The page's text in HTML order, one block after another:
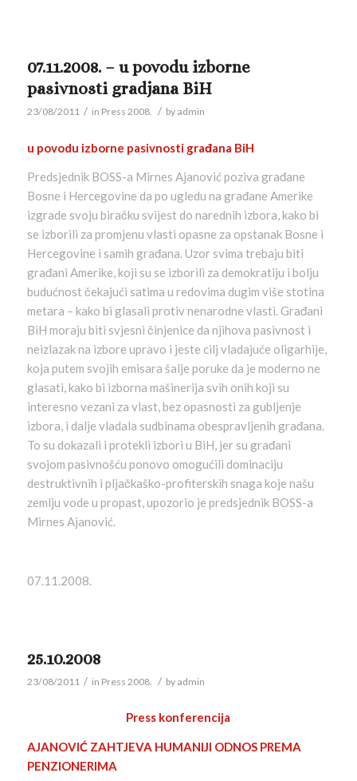
07.11.2008. – u povodu izborne
pasivnosti gradjana BiH
23/08/2011 / in Press 2008. / by admin
u povodu izborne pasivnosti građana BiH
Predsjednik BOSS-a Mirnes Ajanović poziva građane
Bosne i Hercegovine da po ugledu na građane Amerike
izgrade svoju biračku svijest do narednih izbora, kako bi
se izborili za promjenu vlasti opasne za opstanak Bosne i
Hercegovine i samih građana. Uzor svima trebaju biti
građani Amerike, koji su se izborili za demokratiju i bolju
budućnost čekajući satima u redovima dugim više stotina
metara – kako bi glasali protiv nenarodne vlasti. Građani
BiH moraju biti svjesni činjenice da njihova pasivnost i
neizlazak na izbore upravo i jeste cilj vladajuće oligarhije,
koja putem svojih emisara šalje poruke da je moderno ne
glasati, kako bi izborna mašinerija svih onih koji su
interesno vezani za vlast, bez opasnosti za gubljenje
izbora, i dalje vladala sudbinama obespravljenih građana.
To su dokazali i protekli izbori u BiH, jer su građani
svojom pasivnošću ponovo omogućili dominaciju
destruktivnih i pljačkaško-profiterskih snaga koje našu
zemlju vode u propast, upozorio je predsjednik BOSS-a
Mirnes Ajanović.
07.11.2008.
25.10.2008
23/08/2011 / in Press 2008. / by admin
Press konferencija
AJANOVIĆ ZAHTJEVA HUMANIJI ODNOS PREMA
PENZIONERIMA